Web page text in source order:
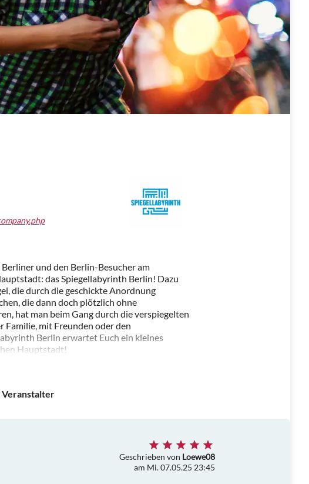
und den Berlin-Besucher am
das Spiegellabyrinth Berlin! Dazu
die durch die geschickte Anordnung
die dann doch plötzlich ohne
hat man beim Gang durch die verspiegelten
Familie, mit Freunden oder den
Berlin erwartet Euch ein kleines
Hauptstadt!
Veranstalter
Geschrieben von Loewe08
am Mi. 07.05.25 23:45